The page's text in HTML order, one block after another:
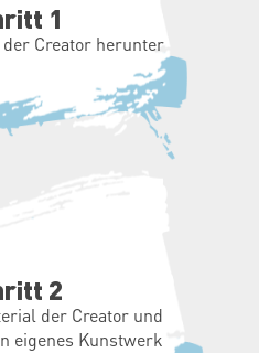
1
Creator herunter
2
der Creator und
eigenes Kunstwerk